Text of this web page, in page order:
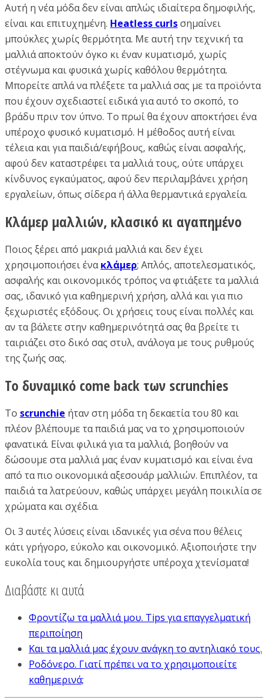
Αυτή η νέα μόδα δεν είναι απλώς ιδιαίτερα δημοφιλής,
είναι και επιτυχημένη. Heatless curlsσημαίνει
μπούκλες χωρίς θερμότητα. Με αυτή την τεχνική τα
μαλλιά αποκτούν όγκο κι έναν κυματισμό, χωρίς
στέγνωμα και φυσικά χωρίς καθόλου θερμότητα.
Μπορείτε απλά να πλέξετε τα μαλλιά σας με τα προϊόντα
που έχουν σχεδιαστεί ειδικά για αυτό το σκοπό, το
βράδυ πριν τον ύπνο. Το πρωί θα έχουν αποκτήσει ένα
υπέροχο φυσικό κυματισμό. Η μέθοδος αυτή είναι
τέλεια και για παιδιά/εφήβους, καθώς είναι ασφαλής,
αφού δεν καταστρέφει τα μαλλιά τους, ούτε υπάρχει
κίνδυνος εγκαύματος, αφού δεν περιλαμβάνει χρήση
εργαλείων, όπως σίδερα ή άλλα θερμαντικά εργαλεία.
Κλάμερ μαλλιών, κλασικό κι αγαπημένο
Ποιος ξέρει από μακριά μαλλιά και δεν έχει
χρησιμοποιήσει ένακλάμερ; Απλός, αποτελεσματικός,
ασφαλής και οικονομικός τρόπος να φτιάξετε τα μαλλιά
σας, ιδανικό για καθημερινή χρήση, αλλά και για πιο
ξεχωριστές εξόδους. Οι χρήσεις τους είναι πολλές και
αν τα βάλετε στην καθημερινότητά σας θα βρείτε τι
ταιριάζει στο δικό σας στυλ, ανάλογα με τους ρυθμούς
της ζωής σας.
Το δυναμικό come back των scrunchies
Το scrunchie ήταν στη μόδα τη δεκαετία του 80 και
πλέον βλέπουμε τα παιδιά μας να το χρησιμοποιούν
φανατικά. Είναι φιλικά για τα μαλλιά, βοηθούν να
δώσουμε στα μαλλιά μας έναν κυματισμό και είναι ένα
από τα πιο οικονομικά αξεσουάρ μαλλιών. Επιπλέον, τα
παιδιά τα λατρεύουν, καθώς υπάρχει μεγάλη ποικιλία σε
χρώματα και σχέδια.
Οι 3 αυτές λύσεις είναι ιδανικές για σένα που θέλεις
κάτι γρήγορο, εύκολο και οικονομικό. Αξιοποιήστε την
ευκολία τους και δημιουργήστε υπέροχα χτενίσματα!
Διαβάστε κι αυτά
Φροντίζω τα μαλλιά μου. Tips για επαγγελματική
περιποίηση
Και τα μαλλιά μας έχουν ανάγκη το αντηλιακό τους.
Ροδόνερο. Γιατί πρέπει να το χρησιμοποιείτε
καθημερινά;